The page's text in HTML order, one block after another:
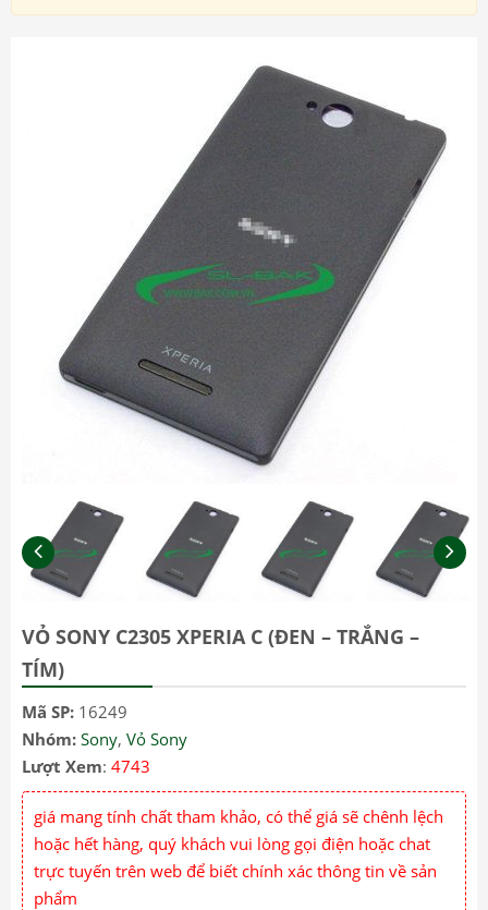
VỎ SONY C2305 XPERIA C (ĐEN – TRẮNG –
TÍM)
Mã SP: 16249
Nhóm: Sony, Vỏ Sony
Lượt Xem: 4743
giá mang tính chất tham khảo, có thể giá sẽ chênh lệch
hoặc hết hàng, quý khách vui lòng gọi điện hoặc chat
trực tuyến trên web để biết chính xác thông tin về sản
phẩm